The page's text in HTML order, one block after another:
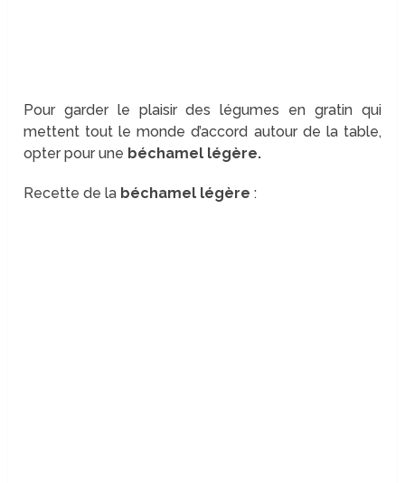
Pour garder le plaisir des légumes en gratin qui
mettent tout le monde d’accord autour de la table,
opter pour une béchamel légère.
Recette de la béchamel légère :